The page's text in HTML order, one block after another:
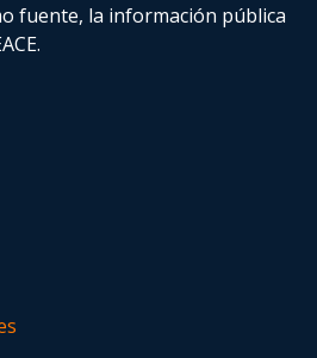
fuente, la información pública